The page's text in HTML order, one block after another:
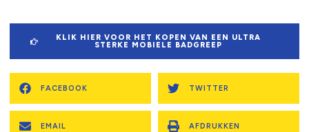
KLIK HIER VOOR HET KOPEN VAN EEN ULTRA
STERKE MOBIELE BADGREEP
FACEBOOK TWITTER
EMAIL AFDRUKKEN